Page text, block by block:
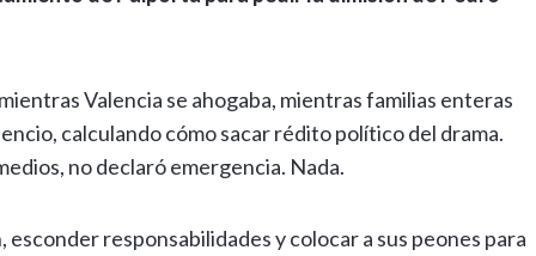
Valencia se ahogaba, mientras familias enteras
calculando cómo sacar rédito político del drama.
no declaró emergencia. Nada.
responsabilidades y colocar a sus peones para